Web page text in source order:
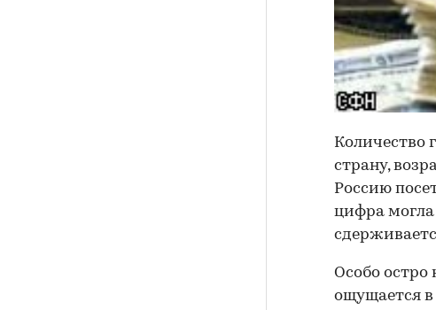
Количество
страну,
Россию
цифра могла
Особо остро
ощущается в